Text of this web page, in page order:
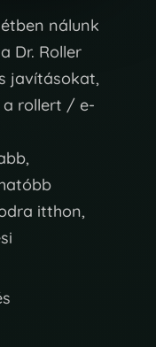
nálunk
Dr. Roller
javításokat,
a rollert / e-
itthon,